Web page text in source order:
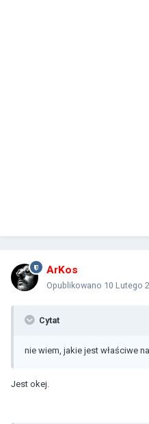
ArKos
Opublikowano 10 Lutego
Cytat
nie wiem, jakie jest właściwe
Jest okej.